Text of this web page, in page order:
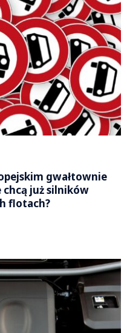
gwałtownie
chcą już silników
flotach?